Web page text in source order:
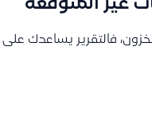
فالتقرير يساعدك